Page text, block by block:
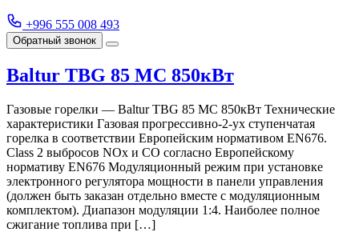
+996 555 008 493
Обратный звонок
Baltur TBG 85 MC 850кВт
Газовые горелки — Baltur TBG 85 MC 850кВт Технические
характеристики Газовая прогрессивно-2-ух ступенчатая
горелка в соответствии Европейским нормативом EN676.
Class 2 выбросов NOx и CO согласно Европейскому
нормативу EN676 Модуляционный режим при установке
электронного регулятора мощности в панели управления
(должен быть заказан отдельно вместе с модуляционным
комплектом). Диапазон модуляции 1:4. Наиболее полное
сжигание топлива при […]